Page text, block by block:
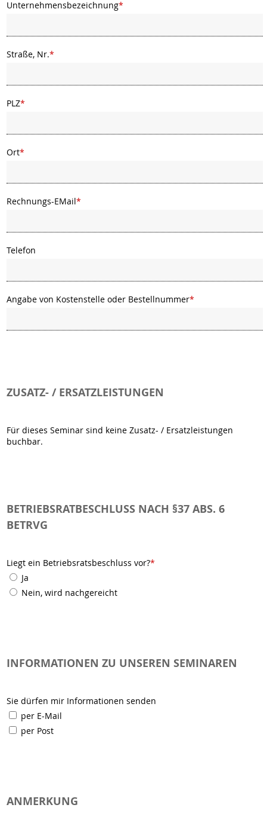
Unternehmensbezeichnung*
Straße, Nr.*
PLZ*
Ort*
Rechnungs-EMail*
Telefon
Angabe von Kostenstelle oder Bestellnummer*
ZUSATZ- / ERSATZLEISTUNGEN
Für dieses Seminar sind keine Zusatz- / Ersatzleistungen
buchbar.
BETRIEBSRATBESCHLUSS NACH §37 ABS. 6
BETRVG
Liegt ein Betriebsratsbeschluss vor?*
Ja
Nein, wird nachgereicht
INFORMATIONEN ZU UNSEREN SEMINAREN
Sie dürfen mir Informationen senden
per E-Mail
per Post
ANMERKUNG